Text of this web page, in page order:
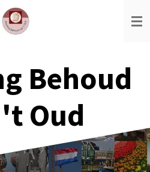
Behoud
Oud